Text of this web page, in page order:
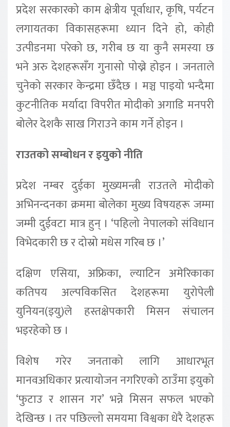
प्रदेश सरकारको काम क्षेत्रीय पूर्वाधार, कृषि, पर्यटन
लगायतका विकासहरूमा ध्यान दिने हो, कोही
उत्पीडनमा परेको छ, गरीब छ या कुनै समस्या छ
भने अरु देशहरूसँग गुनासो पोख्ने होइन । जनताले
चुनेको सरकार केन्द्रमा छँदैछ । मञ्च पाइयो भन्दैमा
कुटनीतिक मर्यादा विपरीत मोदीको अगाडि मनपरी
बोलेर देशकै साख गिराउने काम गर्ने होइन ।
राउतको सम्बोधन र इयुको नीति
प्रदेश नम्बर दुईका मुख्यमन्त्री राउतले मोदीको
अभिनन्दनका क्रममा बोलेका मुख्य विषयहरू जम्मा
जम्मी दुईवटा मात्र हुन् । ‘पहिलो नेपालको संविधान
विभेदकारी छ र दोस्रो मधेस गरिब छ ।’
दक्षिण एसिया, अफ्रिका, ल्याटिन अमेरिकाका
कतिपय अल्पविकसित देशहरूमा युरोपेली
युनियन(इयु)ले हस्तक्षेपकारी मिसन संचालन
भइरहेको छ ।
विशेष गरेर जनताको लागि आधारभूत
मानवअधिकार प्रत्यायोजन नगरिएको ठाउँमा इयुको
‘फुटाउ र शासन गर’ भन्ने मिसन सफल भएको
देखिन्छ । तर पछिल्लो समयमा विश्वका धेरै देशहरू